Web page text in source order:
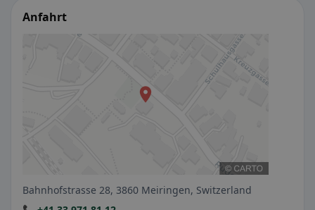
Anfahrt
Bahnhofstrasse 28, 3860 Meiringen, Switzerland